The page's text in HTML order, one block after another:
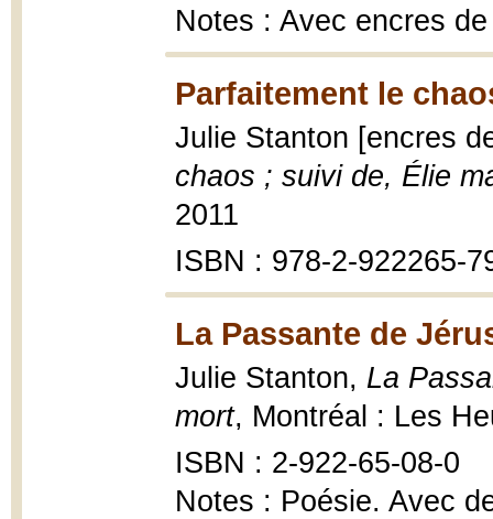
Notes : Avec encres
Parfaitement le
Julie Stanton [encres
chaos ; suivi de, Élie
2011
ISBN : 978-2-922265-
La Passante de
Julie Stanton, La
mort, Montréal : Les
ISBN : 2-922-65-08-0
Notes : Poésie. Avec